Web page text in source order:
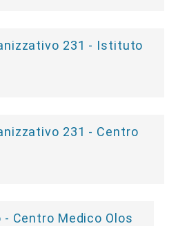
231 - Istituto
231 - Centro
- Centro Medico Olos